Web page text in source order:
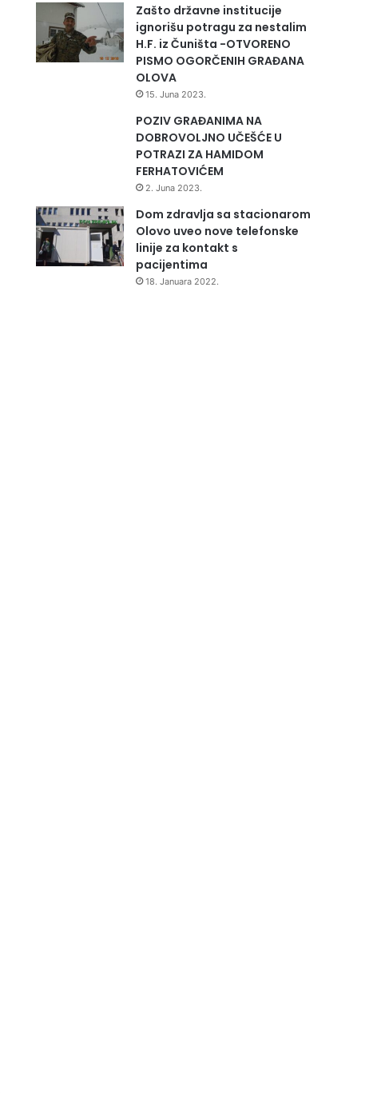
Zašto državne institucije
ignorišu potragu za nestalim
H.F. iz Čuništa -OTVORENO
PISMO OGORČENIH GRAĐANA
OLOVA
15. Juna 2023.
POZIV GRAĐANIMA NA
DOBROVOLJNO UČEŠĆE U
POTRAZI ZA HAMIDOM
FERHATOVIĆEM
2. Juna 2023.
Dom zdravlja sa stacionarom
Olovo uveo nove telefonske
linije za kontakt s
pacijentima
18. Januara 2022.